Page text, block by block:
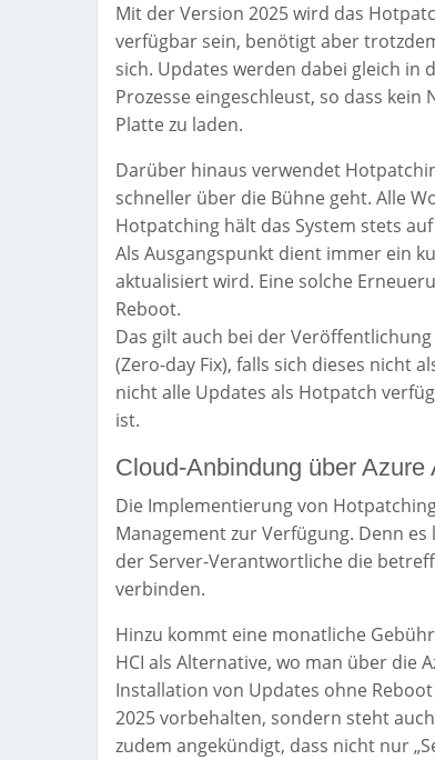
Mit der Version 2025 wird das
verfügbar sein, benötigt aber
sich. Updates werden dabei gleich in
Prozesse eingeschleust, so dass
Platte zu laden.
Darüber hinaus verwendet
schneller über die Bühne geht. Alle
Hotpatching hält das System stets
Als Ausgangspunkt dient immer ein
aktualisiert wird. Eine solche
Reboot.
Das gilt auch bei der
(Zero-day Fix), falls sich dieses nicht
nicht alle Updates als Hotpatch
ist.
Cloud-Anbindung über Azure
Die Implementierung von
Management zur Verfügung. Denn
der Server-Verantwortliche die
verbinden.
Hinzu kommt eine monatliche
HCI als Alternative, wo man über die
Installation von Updates ohne
2025 vorbehalten, sondern steht
zudem angekündigt, dass nicht nur